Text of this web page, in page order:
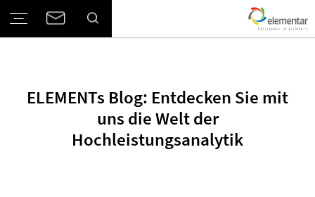
ELEMENTs Blog: Entdecken Sie mit
uns die Welt der
Hochleistungsanalytik